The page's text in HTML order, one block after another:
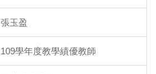
張玉盈
109學年度教學績優教師